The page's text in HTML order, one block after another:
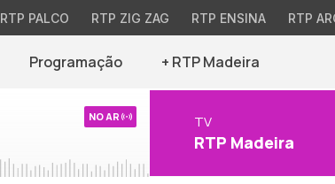
RTP PALCO RTP ZIG ZAG RTP ENSINA RTP
Programação + RTP Madeira
NO AR TV
RTP Madeira